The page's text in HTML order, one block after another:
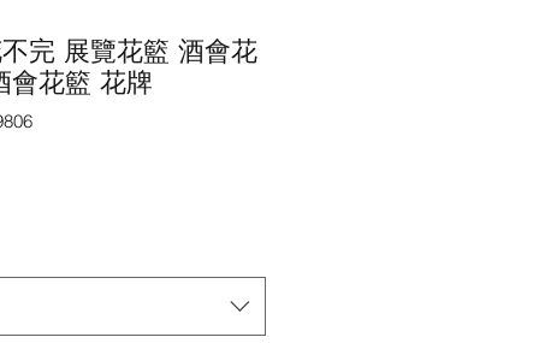
完 展覽花籃 酒會花
會花籃 花牌